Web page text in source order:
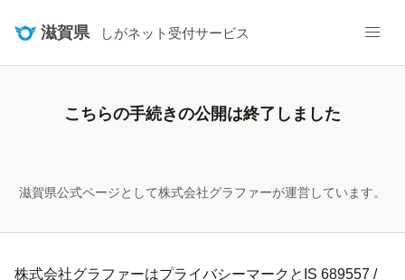
滋賀県 しがネット受付サービス
こちらの手続きの公開は終了しました
滋賀県公式ページとして株式会社グラファーが運営しています。
株式会社グラファーはプライバシーマークとIS 689557 /